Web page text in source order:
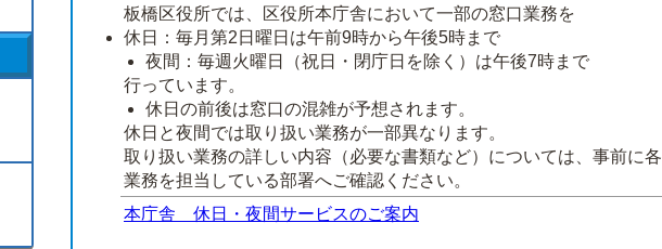
板橋区役所では、区役所本庁舎において一部の窓口業務を
休日：毎月第2日曜日は午前9時から午後5時まで
夜間：毎週火曜日（祝日・閉庁日を除く）は午後7時まで
行っています。
休日の前後は窓口の混雑が予想されます。
休日と夜間では取り扱い業務が一部異なります。
取り扱い業務の詳しい内容（必要な書類など）については、事前に各
業務を担当している部署へご確認ください。
本庁舎 休日・夜間サービスのご案内